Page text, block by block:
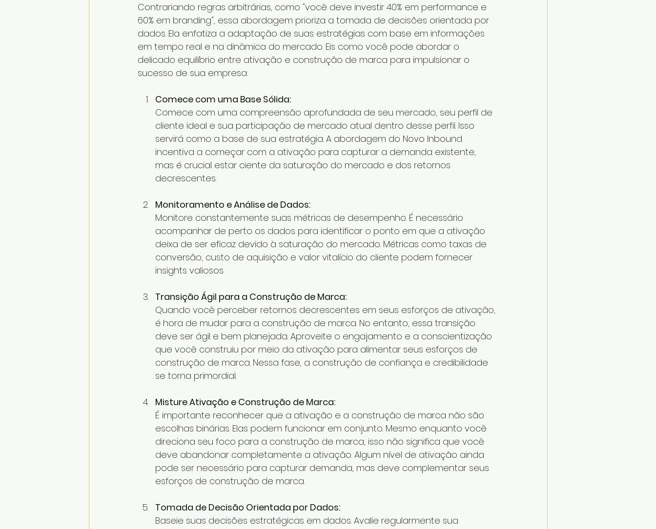
Contrariando regras arbitrárias, como "você deve investir 40% em performance e
60% em branding", essa abordagem prioriza a tomada de decisões orientada por
dados. Ela enfatiza a adaptação de suas estratégias com base em informações
em tempo real e na dinâmica do mercado. Eis como você pode abordar o
delicado equilíbrio entre ativação e construção de marca para impulsionar o
sucesso de sua empresa:
Comece com uma Base Sólida:
Comece com uma compreensão aprofundada de seu mercado, seu perfil de
cliente ideal e sua participação de mercado atual dentro desse perfil. Isso
servirá como a base de sua estratégia. A abordagem do Novo Inbound
incentiva a começar com a ativação para capturar a demanda existente,
mas é crucial estar ciente da saturação do mercado e dos retornos
decrescentes.
Monitoramento e Análise de Dados:
Monitore constantemente suas métricas de desempenho. É necessário
acompanhar de perto os dados para identificar o ponto em que a ativação
deixa de ser eficaz devido à saturação do mercado. Métricas como taxas de
conversão, custo de aquisição e valor vitalício do cliente podem fornecer
insights valiosos.
Transição Ágil para a Construção de Marca:
Quando você perceber retornos decrescentes em seus esforços de ativação,
é hora de mudar para a construção de marca. No entanto, essa transição
deve ser ágil e bem planejada. Aproveite o engajamento e a conscientização
que você construiu por meio da ativação para alimentar seus esforços de
construção de marca. Nessa fase, a construção de confiança e credibilidade
se torna primordial.
Misture Ativação e Construção de Marca:
É importante reconhecer que a ativação e a construção de marca não são
escolhas binárias. Elas podem funcionar em conjunto. Mesmo enquanto você
direciona seu foco para a construção de marca, isso não significa que você
deve abandonar completamente a ativação. Algum nível de ativação ainda
pode ser necessário para capturar demanda, mas deve complementar seus
esforços de construção de marca.
Tomada de Decisão Orientada por Dados:
Baseie suas decisões estratégicas em dados. Avalie regularmente sua